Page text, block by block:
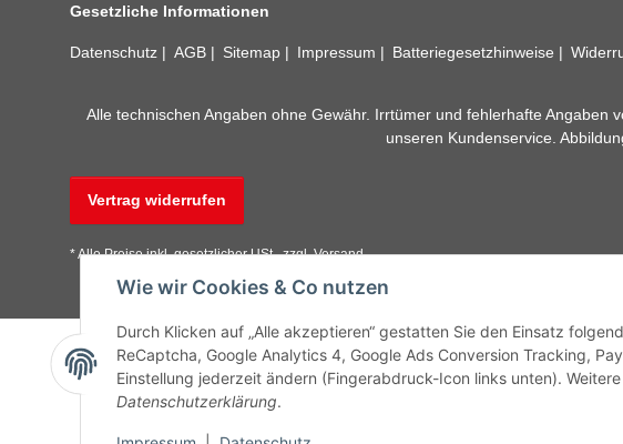
Wie wir Cookies & Co nutzen
Durch Klicken auf „Alle akzeptieren“ gestatten Sie den Einsatz
ReCaptcha, Google Analytics 4, Google Ads Conversion Tracking,
Einstellung jederzeit ändern (Fingerabdruck-Icon links unten).
Datenschutzerklärung.
Gesetzliche Informationen
Datenschutz AGB Sitemap Impressum Batteriegesetzhinweise
Alle technischen Angaben ohne Gewähr. Irrtümer und fehlerhafte
unseren Kundenservice.
Vertrag widerrufen
* Alle Preise inkl. gesetzlicher USt., zzgl.Versand